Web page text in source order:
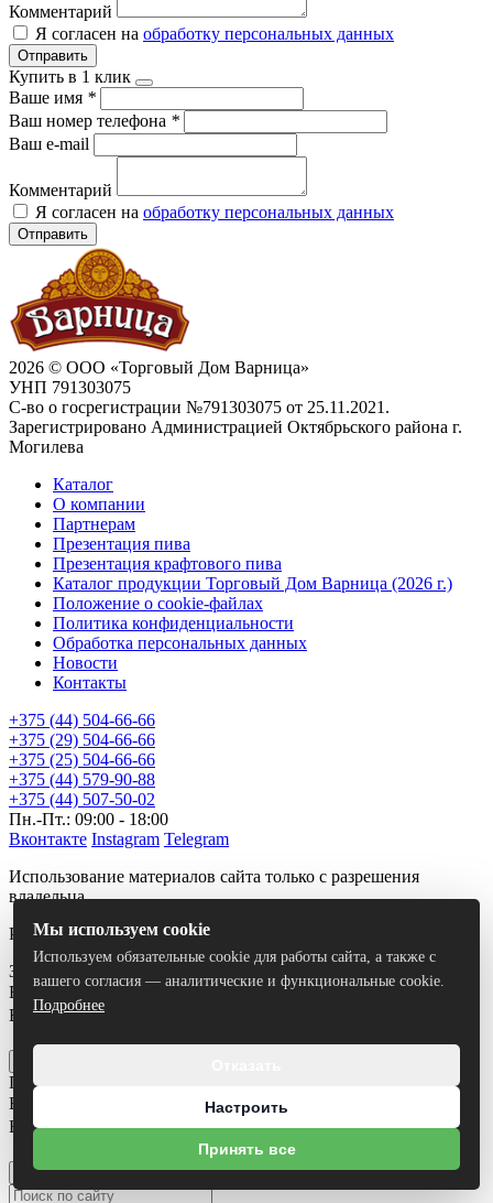
Комментарий
Я согласен на обработку персональных данных
Отправить
Купить в 1 клик
Ваше имя *
Ваш номер телефона *
Ваш e-mail
Комментарий
Я согласен на обработку персональных данных
Отправить
2026 © ООО «Торговый Дом Варница»
УНП 791303075
С-во о госрегистрации №791303075 от 25.11.2021.
Зарегистрировано Администрацией Октябрьского района г.
Могилева
Каталог
О компании
Партнерам
Презентация пива
Презентация крафтового пива
Каталог продукции Торговый Дом Варница (2026 г.)
Положение о cookie-файлах
Политика конфиденциальности
Обработка персональных данных
Новости
Контакты
+375 (44) 504-66-66
+375 (29) 504-66-66
+375 (25) 504-66-66
+375 (44) 579-90-88
+375 (44) 507-50-02
Пн.-Пт.: 09:00 - 18:00
Вконтакте Instagram Telegram
Использование материалов сайта только с разрешения
владельца.
Разработка сайтаDessites.by
Заказать звонок
Ваше имя*
Ваш номер телефона
Получить консультацию
Ваше имя
Ваш номер телефона*
обработку персональных данных
Отправить
Мы используем cookie
Используем обязательные cookie для работы сайта, а также с
вашего согласия — аналитические и функциональные cookie.
Подробнее
Настроить
Принять все